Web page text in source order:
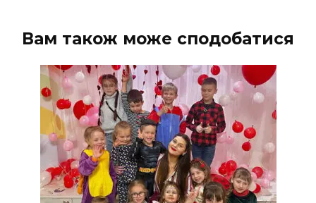
Вам також може сподобатися